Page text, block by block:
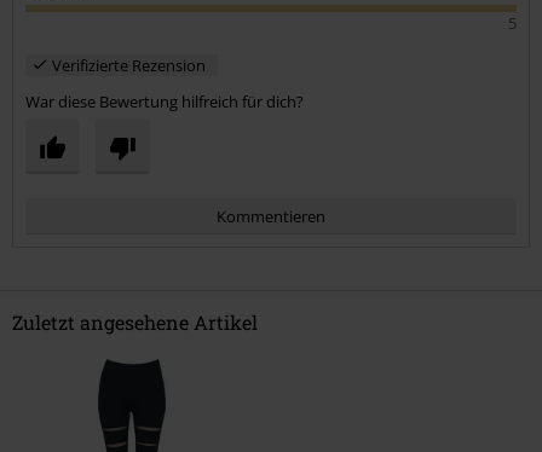
5
Verifizierte Rezension
War diese Bewertung hilfreich für dich?
Kommentieren
Zuletzt angesehene Artikel